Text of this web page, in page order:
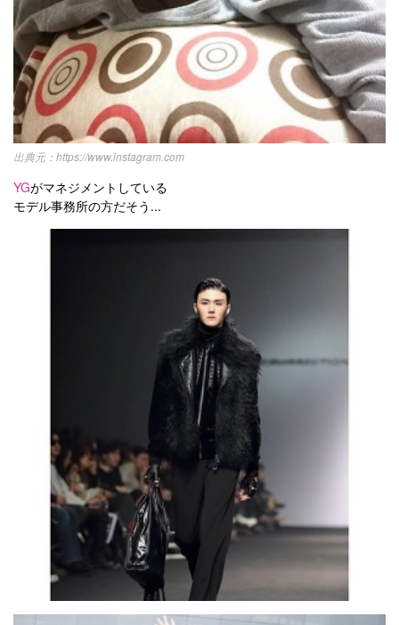
https://www.instagram.com
YGがマネジメントしている
モデル事務所の方だそう...